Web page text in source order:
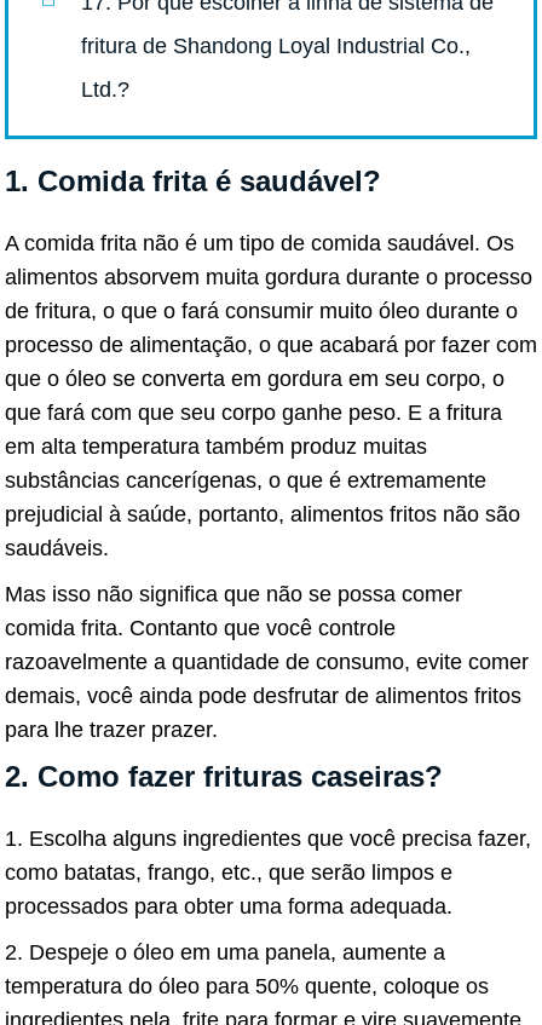
fritura de Shandong Loyal Industrial Co.,
Ltd.?
1. Comida frita é saudável?
A comida frita não é um tipo de comida saudável. Os
alimentos absorvem muita gordura durante o processo
de fritura, o que o fará consumir muito óleo durante o
processo de alimentação, o que acabará por fazer com
que o óleo se converta em gordura em seu corpo, o
que fará com que seu corpo ganhe peso. E a fritura
em alta temperatura também produz muitas
substâncias cancerígenas, o que é extremamente
prejudicial à saúde, portanto, alimentos fritos não são
saudáveis.
Mas isso não significa que não se possa comer
comida frita. Contanto que você controle
razoavelmente a quantidade de consumo, evite comer
demais, você ainda pode desfrutar de alimentos fritos
para lhe trazer prazer.
2. Como fazer frituras caseiras?
1. Escolha alguns ingredientes que você precisa fazer,
como batatas, frango, etc., que serão limpos e
processados ​​para obter uma forma adequada.
2. Despeje o óleo em uma panela, aumente a
temperatura do óleo para 50% quente, coloque os
ingredientes nela, frite para formar e vire suavemente